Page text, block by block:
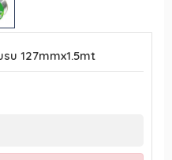
127mmx1.5mt